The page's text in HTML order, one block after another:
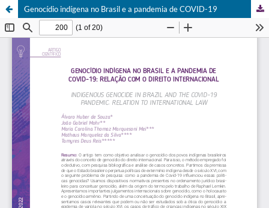
Genocídio indígena no Brasil e a pandemia de COVID-19